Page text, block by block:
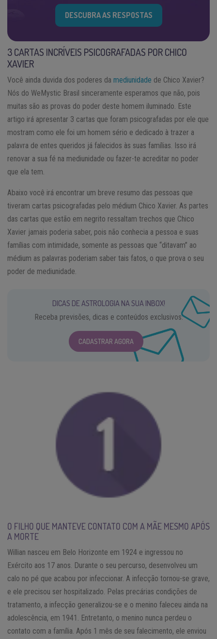
DESCUBRA AS RESPOSTAS
3 CARTAS INCRÍVEIS PSICOGRAFADAS POR CHICO
XAVIER
Você ainda duvida dos poderes da mediunidade de Chico Xavier?
Nós do WeMystic Brasil sinceramente esperamos que não, pois
muitas são as provas do poder deste homem iluminado. Este
artigo irá apresentar 3 cartas que foram psicografadas por ele que
mostram como ele foi um homem sério e dedicado à trazer a
palavra de entes queridos já falecidos às suas famílias. Isso irá
renovar a sua fé na mediunidade ou fazer-te acreditar no poder
que ela tem.
Abaixo você irá encontrar um breve resumo das pessoas que
tiveram cartas psicografadas pelo médium Chico Xavier. As partes
das cartas que estão em negrito ressaltam trechos que Chico
Xavier jamais poderia saber, pois não conhecia a pessoa e suas
famílias com intimidade, somente as pessoas que “ditavam” ao
médium as palavras poderiam saber tais fatos, o que prova o seu
poder de mediunidade.
DICAS DE ASTROLOGIA NA SUA INBOX!
Receba previsões, dicas e conteúdos exclusivos.
CADASTRAR AGORA
O FILHO QUE MANTEVE CONTATO COM A MÃE MESMO APÓS
A MORTE
Willian nasceu em Belo Horizonte em 1924 e ingressou no
Exército aos 17 anos. Durante o seu percurso, desenvolveu um
calo no pé que acabou por infeccionar. A infecção tornou-se grave,
e ele precisou ser hospitalizado. Pelas precárias condições de
tratamento, a infecção generalizou-se e o menino faleceu ainda na
adolescência, em 1941. Entretanto, o menino nunca perdeu o
contato com a família. Após 1 mês de seu falecimento, ele enviou